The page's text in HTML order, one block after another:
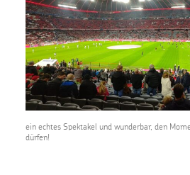
ein echtes Spektakel und wunderbar, den
dürfen!